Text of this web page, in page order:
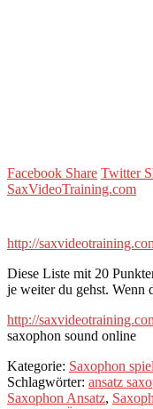
Facebook Share Twitter
SaxVideoTraining.com
http://
Diese Liste mit 20
je weiter du gehst. Wenn
http://
saxophon sound online
Kategorie: Saxophon
Schlagwörter: ansatz
Saxophon Ansatz,